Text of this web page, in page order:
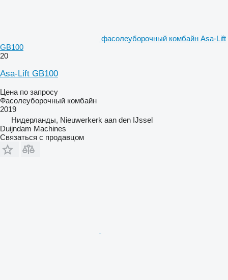
фасолеуборочный комбайн Asa-Lift
GB100
20
Asa-Lift GB100
Цена по запросу
Фасолеуборочный комбайн
2019
Нидерланды, Nieuwerkerk aan den IJssel
Duijndam Machines
Связаться с продавцом